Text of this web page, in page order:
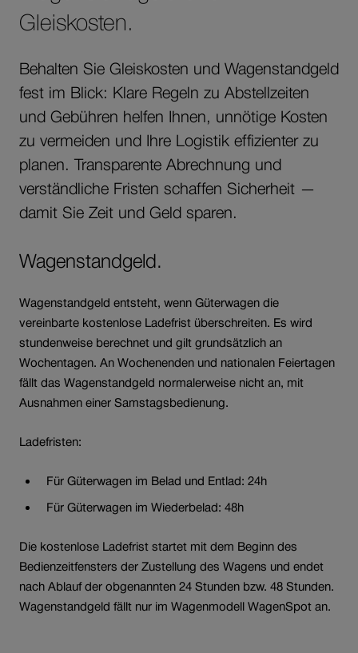
Gleiskosten.
Behalten Sie Gleiskosten und Wagenstandgeld
fest im Blick: Klare Regeln zu Abstellzeiten
und Gebühren helfen Ihnen, unnötige Kosten
zu vermeiden und Ihre Logistik effizienter zu
planen. Transparente Abrechnung und
verständliche Fristen schaffen Sicherheit —
damit Sie Zeit und Geld sparen.
Wagenstandgeld.
Wagenstandgeld entsteht, wenn Güterwagen die
vereinbarte kostenlose Ladefrist überschreiten. Es wird
stundenweise berechnet und gilt grundsätzlich an
Wochentagen. An Wochenenden und nationalen Feiertagen
fällt das Wagenstandgeld normalerweise nicht an, mit
Ausnahmen einer Samstagsbedienung.
Ladefristen:
Für Güterwagen im Belad und Entlad: 24h
Für Güterwagen im Wiederbelad: 48h
Die kostenlose Ladefrist startet mit dem Beginn des
Bedienzeitfensters der Zustellung des Wagens und endet
nach Ablauf der obgenannten 24 Stunden bzw. 48 Stunden.
Wagenstandgeld fällt nur im Wagenmodell WagenSpot an.